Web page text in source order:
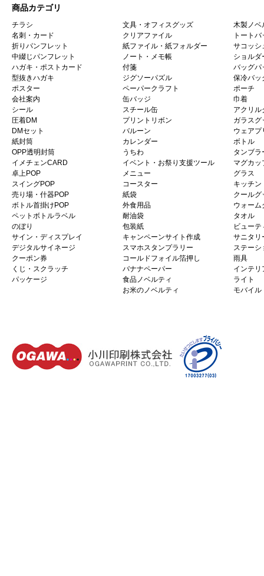
商品カテゴリ
チラシ
名刺・カード
折りパンフレット
中綴じパンフレット
ハガキ・ポストカード
型抜きハガキ
ポスター
会社案内
シール
圧着DM
DMセット
紙封筒
OPP透明封筒
イメチェンCARD
卓上POP
スイングPOP
売り場・什器POP
ボトル首掛けPOP
ペットボトルラベル
のぼり
サイン・ディスプレイ
デジタルサイネージ
クーポン券
くじ・スクラッチ
パッケージ
文具・オフィスグッズ
クリアファイル
紙ファイル・紙フォルダー
ノート・メモ帳
付箋
ジグソーパズル
ペーパークラフト
缶バッジ
スチール缶
プリントリボン
バルーン
カレンダー
うちわ
イベント・お祭り支援ツール
メニュー
コースター
紙袋
外食用品
耐油袋
包装紙
キャンペーンサイト作成
スマホスタンプラリー
コールドフォイル箔押し
バナナペーパー
食品ノベルティ
お米のノベルティ
木製ノベ
トートバ
サコッシ
ショルダ
バッグパ
保冷バッ
ポーチ
巾着
アクリル
ガラスグ
ウェアプ
ボトル
タンブラ
マグカッ
グラス
キッチン
クールグ
ウォーム
タオル
ビューテ
サニタリ
ステーシ
雨具
インテリ
ライト
モバイル